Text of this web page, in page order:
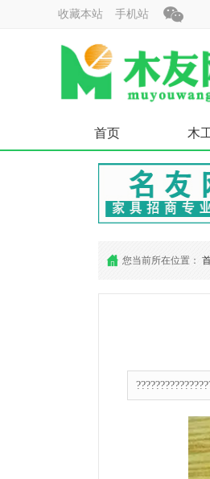
收藏本站 手机站
首页 木
您当前所在位置：